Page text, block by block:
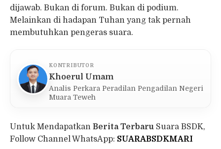
dijawab. Bukan di forum. Bukan di podium.
Melainkan di hadapan Tuhan yang tak pernah
membutuhkan pengeras suara.
KONTRIBUTOR
Khoerul Umam
Analis Perkara Peradilan Pengadilan Negeri
Muara Teweh
Untuk Mendapatkan Berita Terbaru Suara BSDK,
Follow Channel WhatsApp: SUARABSDKMARI